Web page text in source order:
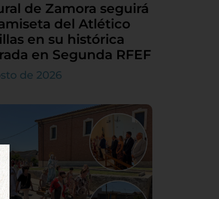
de Zamora seguirá
del Atlético
en su histórica
en Segunda RFEF
de 2026